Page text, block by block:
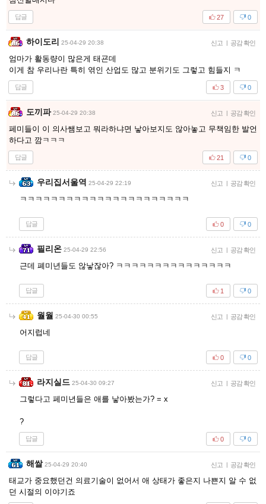
답글 0
27
하이도리 25-04-29 20:38 신고 | 공감 확인
엄마가 활동량이 많은게 태굔데
이게 참 우리나란 특히 엮인 산업도 많고 분위기도 그렇고 힘들지 ㅋ
답글 0
3
도끼파 25-04-29 20:38 신고 | 공감 확인
페미들이 이 의사쌤보고 뭐라하냐면 낳아보지도 않아놓고 무책임한 발언
하다고 깜ㅋㅋㅋ
답글 0
21
우리집서울역 25-04-29 22:19 신고 | 공감 확인
ㅋㅋㅋㅋㅋㅋㅋㅋㅋㅋㅋㅋㅋㅋㅋㅋㅋㅋㅋㅋㅋㅋ
답글 0
0
필리온 25-04-29 22:56 신고 | 공감 확인
근데 폐미년들도 않낳잖아? ㅋㅋㅋㅋㅋㅋㅋㅋㅋㅋㅋㅋㅋㅋㅋ
답글 0
1
월월 25-04-30 00:55 신고 | 공감 확인
어지럽네
답글 0
0
라지실드 25-04-30 09:27 신고 | 공감 확인
그렇다고 페미년들은 애를 낳아봤는가? = x
?
답글 0
0
해쌀 25-04-29 20:40 신고 | 공감 확인
태교가 중요했던건 의료기술이 없어서 애 상태가 좋은지 나쁜지 알 수 없
던 시절의 이야기죠